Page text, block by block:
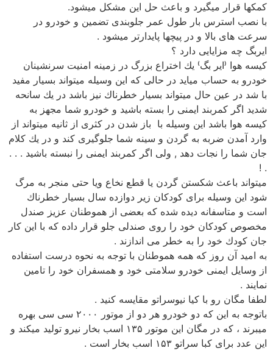
كمكها قرار میگیرد و باعث حل این مشكل میشود.
با نصب استرس بار طول عمر جلوبندی تضمین و خودرو در
سرعت های بالا و در پیچها پایدارتر میشود .
ایربگ چه مزایایی دارد ؟
كیسه هوا (ایر بگ) یك اختراع بزرگ در زمینه امنیت سرنشینان
خودرو به حساب میاید در حالی كه این وسیله میتواند بسیار مفید
با شد در عین حال میتواند بسیار خطرناك نیز باشد در یك سانحه
شدید اگر كمربند ایمنی را بسته باشید و خودرو شما مجهز به
كیسه هوا باشد این وسیله با باز شدن در كثری از ثانیه میتواند از
وارد آمدن ضربه به گردن و سینه شما جلوگیری كند و در یك كلام
جان شما را نجات دهد , ولی اگر كمربند ایمنی را نبسته باشید . . .
. !
میتواند باعث شكستن گردن یا قطع نخاع ویا حتی منجر به مرگ
شود این وسیله برای كودكان زیر دوازده سال بسیار خطرناك
است و متاسفانه دیده شده كه بعضی از هموطنان عزیز صندل
مخصوص كودكان خود را روی صندلی جلو قرار داده كه با این كار
جان كودك خود را به خطر می اندازند .
به امید آن روز كه همه هموطنان با توجه به نحوه درست استفاده
از وسایل ایمنی خودرو سلامتی خود و همسفران خود را تامین
نمایند .
لطفا مگان رو با كیا نیوسراتو مقایسه كنید .
باتوجه به این كه دو خودرو هر دو از موتور ۲۰۰۰ سی سی بهره
میبرند ، كه در مگان این موتور ۱۳۵ اسب بخار نیرو تولید میكند و
این عدد برای كبا سراتو ۱۵۳ اسب بخار است .